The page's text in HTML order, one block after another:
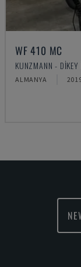
WF 410 MC
KUNZMANN - DIKEY
ALMANYA